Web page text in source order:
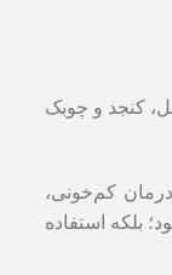
کنجد و چوبک
کم‌خونی،
بلکه استفاده